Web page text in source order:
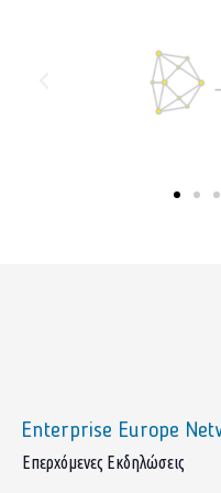
Enterprise Europe
sidebar
Επερχόμενες Εκδηλώσεις